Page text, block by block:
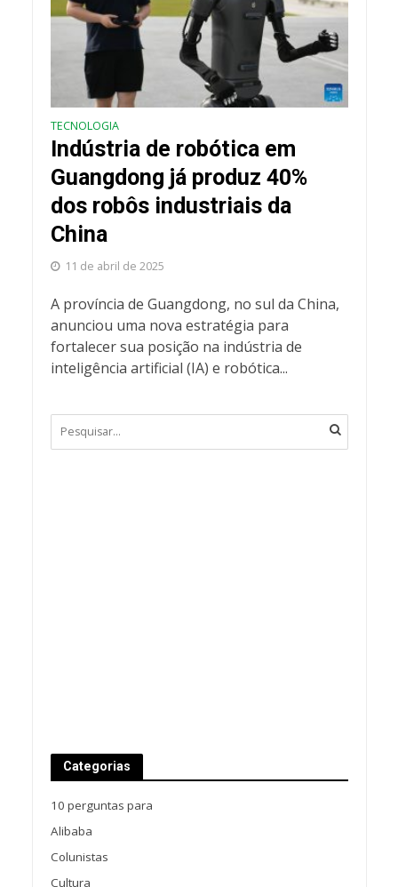
TECNOLOGIA
Indústria de robótica em
Guangdong já produz 40%
dos robôs industriais da
China
11 de abril de 2025
A província de Guangdong, no sul da China,
anunciou uma nova estratégia para
fortalecer sua posição na indústria de
inteligência artificial (IA) e robótica...
Categorias
10 perguntas para
Alibaba
Colunistas
Cultura